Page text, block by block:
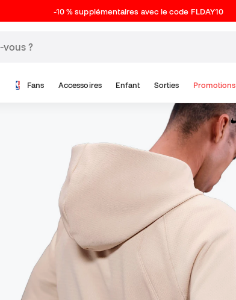
-10 % supplémentaires avec le code FLDAY10
Fans Accessoires Enfant Sorties Promotions